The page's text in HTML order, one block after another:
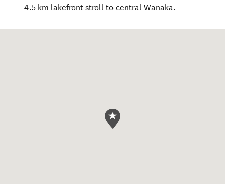
4.5 km lakefront stroll to central Wanaka.